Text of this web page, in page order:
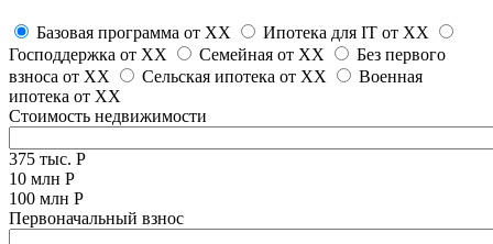
Базовая программа от XX Ипотека для IT от XX
Господдержка от XX Семейная от XX
Без первого
взноса от XX Сельская ипотека от XX
Военная
ипотека от XX
Стоимость недвижимости
375 тыс. Р
10 млн Р
100 млн Р
Первоначальный взнос